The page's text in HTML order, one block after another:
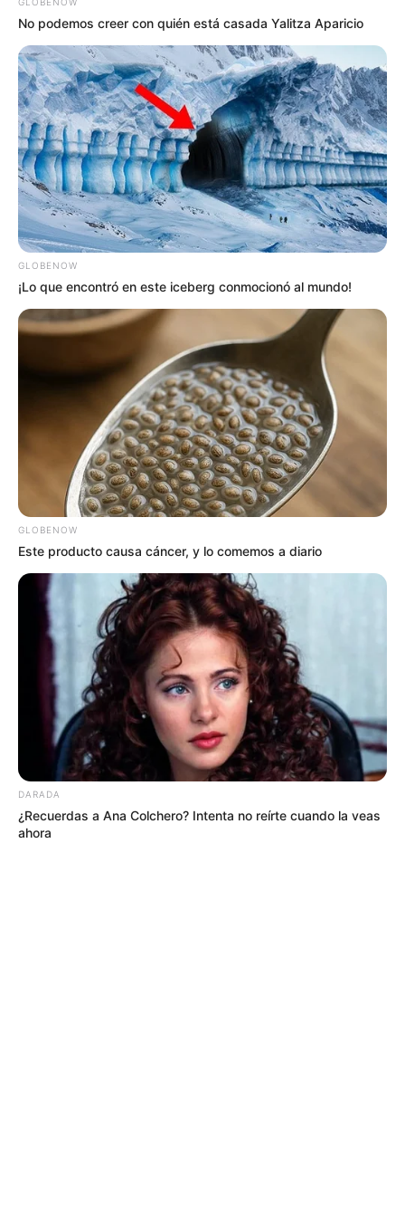
TEMAS RELACIONADOS
PELEA POLICÍA TAPABOCAS
MANTÉNGASE EN ALERTA
Tenemos todas las noticias que le
interesan. Para estar bien informado, por
favor, active las notificaciones de Alerta.
ACTIVAR AHORA
TEMAS DESTACADOS
FIESTAS DE SAN PEDRO EN EL HUILA
NOTICIAS HUILA
NOTICIAS DE NEIVA
SARAMPIÓN
EJÉRCITO NACIONAL
POLICÍA DEL HUILA
No podemos creer con quién está casada Yalitza Aparicio
GLOBENOW
¡Lo que encontró en este iceberg conmocionó al mundo!
GLOBENOW
Este producto causa cáncer, y lo comemos a diario
DARADA
¿Recuerdas a Ana Colchero? Intenta no reírte cuando la veas
ahora